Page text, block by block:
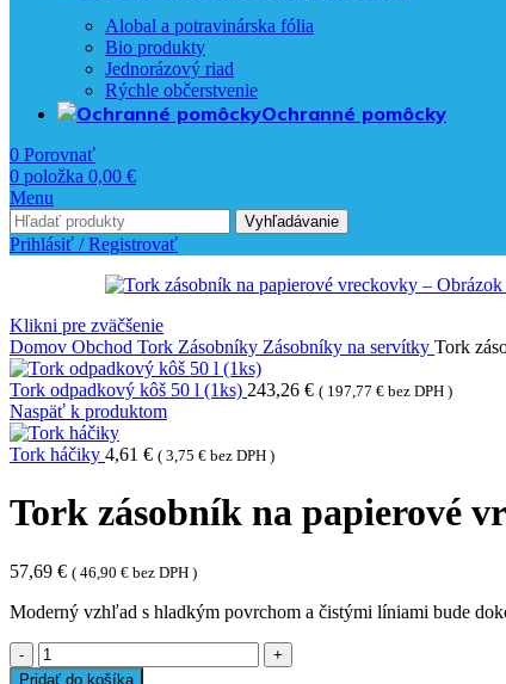
Alobal a potravinárska fólia
Bio produkty
Jednorázový riad
Rýchle občerstvenie
Ochranné pomôcky
0 Porovnať
0 položka 0,00 €
Menu
Vyhľadávanie
Prihlásiť / Registrovať
Klikni pre zväčšenie
Domov Obchod Tork Zásobníky Zásobníky na servítky Tork
Tork odpadkový kôš 50 l (1ks) 243,26 € ( 197,77 € bez DPH )
Naspäť k produktom
Tork háčiky 4,61 € ( 3,75 € bez DPH )
Tork zásobník na papierové
57,69 € ( 46,90 € bez DPH )
Moderný vzhľad s hladkým povrchom a čistými líniami bude
množstvo
Tork
Pridať do košíka